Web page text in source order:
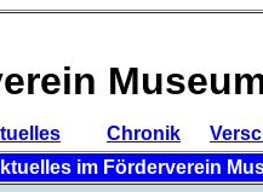
Chronik
im Förderverein